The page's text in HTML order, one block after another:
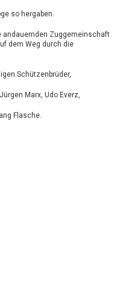
so hergaben.
andauernden Zuggemeinschaft
dem Weg durch die
Schützenbrüder,
Marx, Udo Everz,
Flasche.